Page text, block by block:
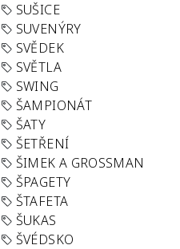
SUŠICE
SUVENÝRY
SVĚDEK
SVĚTLA
SWING
ŠAMPIONÁT
ŠATY
ŠETŘENÍ
ŠIMEK A GROSSMAN
ŠPAGETY
ŠTAFETA
ŠUKAS
ŠVÉDSKO